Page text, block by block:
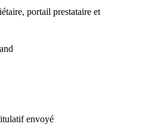
portail prestataire et
envoyé